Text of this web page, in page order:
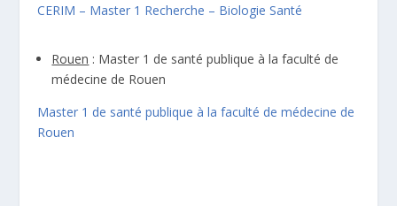
CERIM – Master 1 Recherche – Biologie Santé
Rouen : Master 1 de santé publique à la faculté de
médecine de Rouen
Master 1 de santé publique à la faculté de médecine de
Rouen